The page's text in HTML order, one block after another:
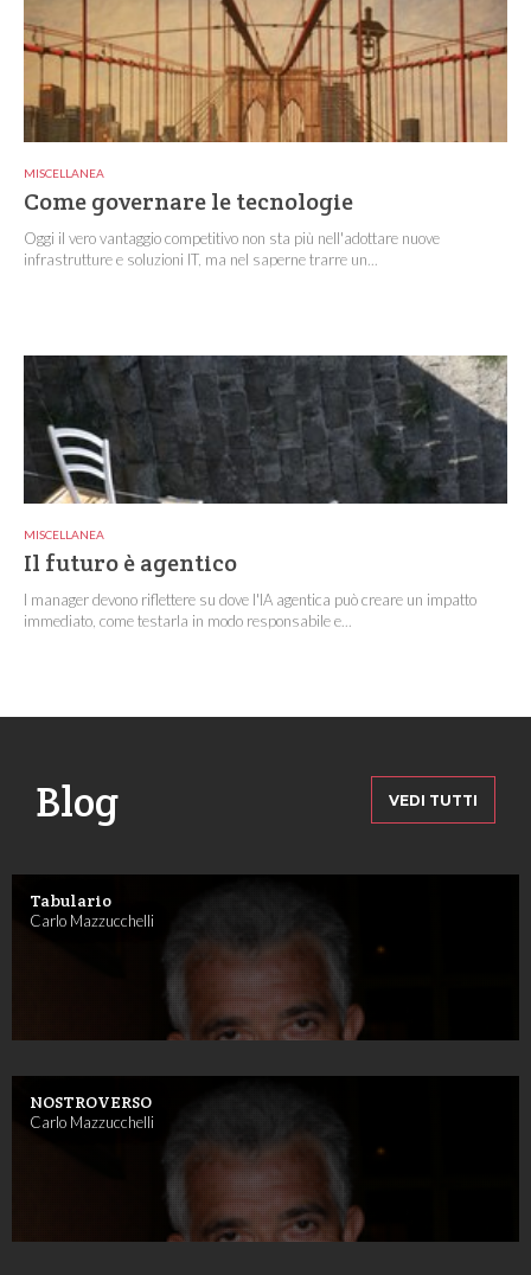
MISCELLANEA
Come governare le tecnologie
Oggi il vero vantaggio competitivo non sta più nell'adottare nuove
infrastrutture e soluzioni IT, ma nel saperne trarre un...
MISCELLANEA
Il futuro è agentico
I manager devono riflettere su dove l'IA agentica può creare un impatto
immediato, come testarla in modo responsabile e...
Blog VEDI TUTTI
Tabulario
Carlo Mazzucchelli
NOSTROVERSO
Carlo Mazzucchelli